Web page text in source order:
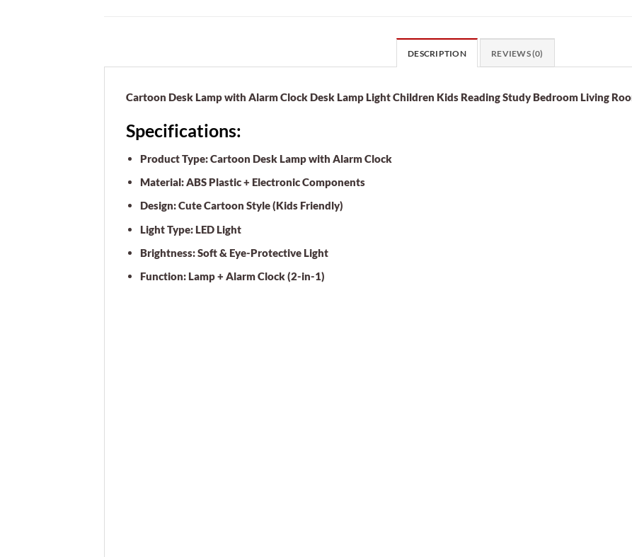
DESCRIPTION REVIEWS (0)
Cartoon Desk Lamp with Alarm Clock Desk Lamp Light Children Kids Reading Study Bedroom Living
Specifications:
Product Type:Cartoon Desk Lamp with Alarm Clock
Material:ABS Plastic + Electronic Components
Design:Cute Cartoon Style (Kids Friendly)
Light Type:LED Light
Brightness:Soft & Eye-Protective Light
Function:Lamp + Alarm Clock (2-in-1)